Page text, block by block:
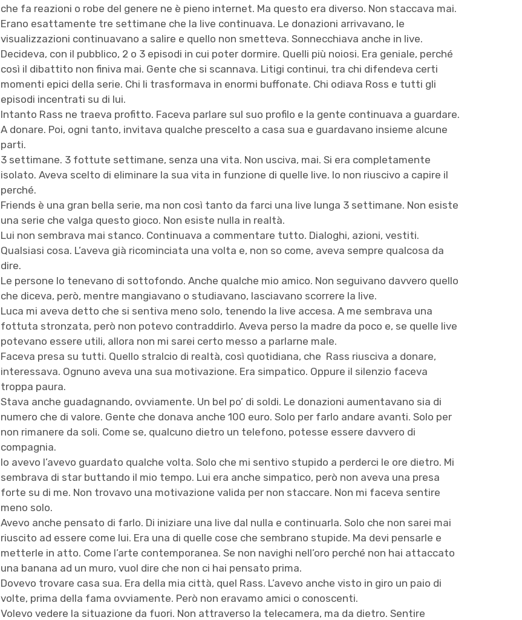
che fa reazioni o robe del genere ne è pieno internet. Ma questo era diverso. Non staccava mai.
Erano esattamente tre settimane che la live continuava. Le donazioni arrivavano, le
visualizzazioni continuavano a salire e quello non smetteva. Sonnecchiava anche in live.
Decideva, con il pubblico, 2 o 3 episodi in cui poter dormire. Quelli più noiosi. Era geniale, perché
così il dibattito non finiva mai. Gente che si scannava. Litigi continui, tra chi difendeva certi
momenti epici della serie. Chi li trasformava in enormi buffonate. Chi odiava Ross e tutti gli
episodi incentrati su di lui.
Intanto Rass ne traeva profitto. Faceva parlare sul suo profilo e la gente continuava a guardare.
A donare. Poi, ogni tanto, invitava qualche prescelto a casa sua e guardavano insieme alcune
parti.
3 settimane. 3 fottute settimane, senza una vita. Non usciva, mai. Si era completamente
isolato. Aveva scelto di eliminare la sua vita in funzione di quelle live. Io non riuscivo a capire il
perché.
Friends è una gran bella serie, ma non così tanto da farci una live lunga 3 settimane. Non esiste
una serie che valga questo gioco. Non esiste nulla in realtà.
Lui non sembrava mai stanco. Continuava a commentare tutto. Dialoghi, azioni, vestiti.
Qualsiasi cosa. L’aveva già ricominciata una volta e, non so come, aveva sempre qualcosa da
dire.
Le persone lo tenevano di sottofondo. Anche qualche mio amico. Non seguivano davvero quello
che diceva, però, mentre mangiavano o studiavano, lasciavano scorrere la live.
Luca mi aveva detto che si sentiva meno solo, tenendo la live accesa. A me sembrava una
fottuta stronzata, però non potevo contraddirlo. Aveva perso la madre da poco e, se quelle live
potevano essere utili, allora non mi sarei certo messo a parlarne male.
Faceva presa su tutti. Quello stralcio di realtà, così quotidiana, che Rass riusciva a donare,
interessava. Ognuno aveva una sua motivazione. Era simpatico. Oppure il silenzio faceva
troppa paura.
Stava anche guadagnando, ovviamente. Un bel po’ di soldi. Le donazioni aumentavano sia di
numero che di valore. Gente che donava anche 100 euro. Solo per farlo andare avanti. Solo per
non rimanere da soli. Come se, qualcuno dietro un telefono, potesse essere davvero di
compagnia.
Io avevo l’avevo guardato qualche volta. Solo che mi sentivo stupido a perderci le ore dietro. Mi
sembrava di star buttando il mio tempo. Lui era anche simpatico, però non aveva una presa
forte su di me. Non trovavo una motivazione valida per non staccare. Non mi faceva sentire
meno solo.
Avevo anche pensato di farlo. Di iniziare una live dal nulla e continuarla. Solo che non sarei mai
riuscito ad essere come lui. Era una di quelle cose che sembrano stupide. Ma devi pensarle e
metterle in atto. Come l’arte contemporanea. Se non navighi nell’oro perché non hai attaccato
una banana ad un muro, vuol dire che non ci hai pensato prima.
Dovevo trovare casa sua. Era della mia città, quel Rass. L’avevo anche visto in giro un paio di
volte, prima della fama ovviamente. Però non eravamo amici o conoscenti.
Volevo vedere la situazione da fuori. Non attraverso la telecamera, ma da dietro. Sentire